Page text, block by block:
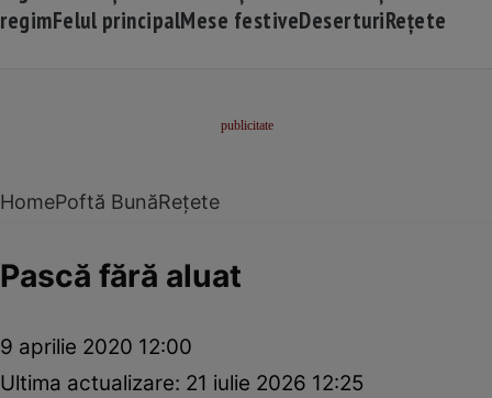
regimFelul principalMese festiveDeserturiRețete
HomePoftă BunăRețete
Pască fără aluat
9 aprilie 2020 12:00
Ultima actualizare: 21 iulie 2026 12:25